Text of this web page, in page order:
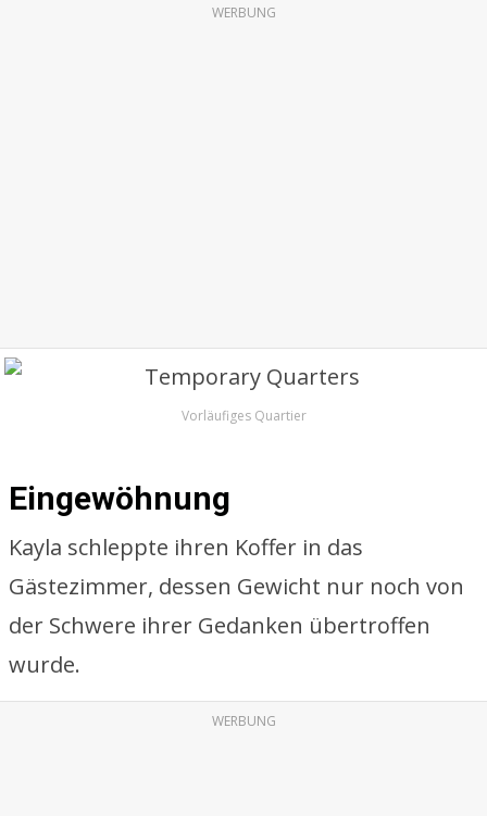
WERBUNG
Vorläufiges Quartier
Eingewöhnung
Kayla schleppte ihren Koffer in das
Gästezimmer, dessen Gewicht nur noch von
der Schwere ihrer Gedanken übertroffen
wurde.
WERBUNG